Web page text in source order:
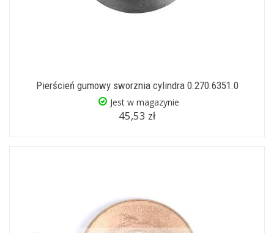
Pierścień gumowy sworznia cylindra 0.270.6351.0
Jest w magazynie
45,53 zł